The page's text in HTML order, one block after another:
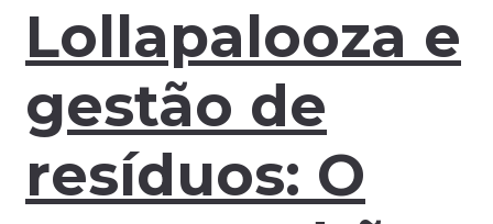
Lollapalooza e
gestão de
resíduos: O